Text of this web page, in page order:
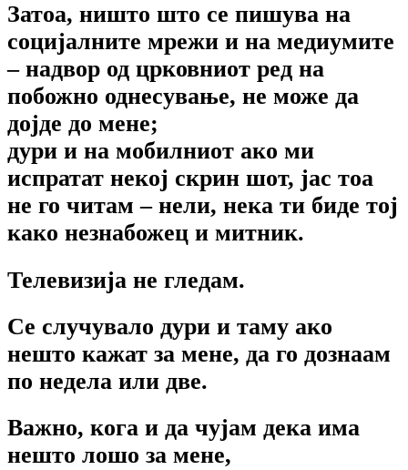
Затоа, ништо што се пишува на
социјалните мрежи и на медиумите
– надвор од црковниот ред на
побожно однесување, не може да
дојде до мене;
дури и на мобилниот ако ми
испратат некој скрин шот, јас тоа
не го читам – нели, нека ти биде тој
како незнабожец и митник.
Телевизија не гледам.
Се случувало дури и таму ако
нешто кажат за мене, да го дознаам
по недела или две.
Важно, кога и да чујам дека има
нешто лошо за мене,